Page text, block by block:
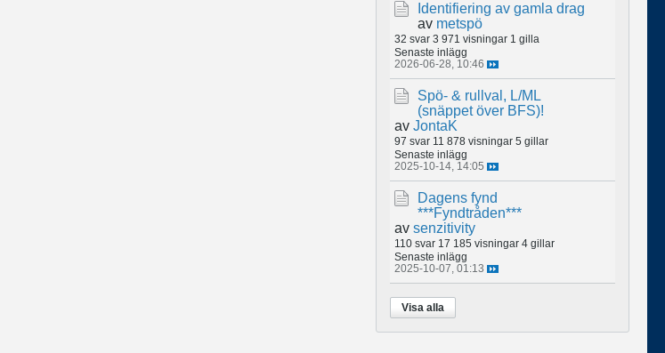
Identifiering av gamla drag
av metspö
32 svar 3 971 visningar 1 gilla
Senaste inlägg
2026-06-28, 10:46
Spö- & rullval, L/ML
(snäppet över BFS)!
av JontaK
97 svar 11 878 visningar 5 gillar
Senaste inlägg
2025-10-14, 14:05
Dagens fynd
***Fyndtråden***
av senzitivity
110 svar 17 185 visningar 4 gillar
Senaste inlägg
2025-10-07, 01:13
Visa alla